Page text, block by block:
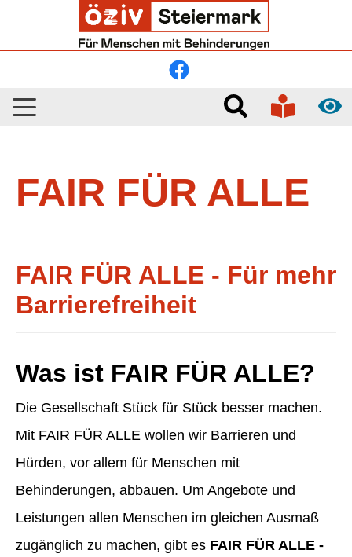
Skip to main navigation
Skip to main content
Skip to page footer
FAIR FÜR ALLE
FAIR FÜR ALLE - Für mehr
Barrierefreiheit
Was ist FAIR FÜR ALLE?
Die Gesellschaft Stück für Stück besser machen.
Mit FAIR FÜR ALLE wollen wir Barrieren und
Hürden, vor allem für Menschen mit
Behinderungen, abbauen. Um Angebote und
Leistungen allen Menschen im gleichen Ausmaß
zugänglich zu machen, gibt es FAIR FÜR ALLE -